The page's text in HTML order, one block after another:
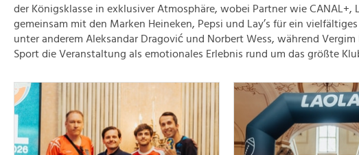
der Königsklasse in exklusiver Atmosphäre, wobei Partner wie CANAL+,
gemeinsam mit den Marken Heineken, Pepsi und Lay’s für ein
unter anderem Aleksandar Dragović und Norbert Wess, während
Sport die Veranstaltung als emotionales Erlebnis rund um das größte